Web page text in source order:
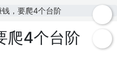
钱，要爬4个台阶
爬4个台阶